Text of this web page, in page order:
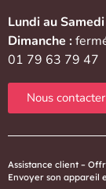
Lundi au
Dimanche :
01 79 63 79 47
Nous contacter
Assistance client –
Envoyer son appareil